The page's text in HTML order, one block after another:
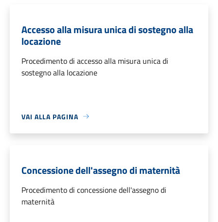
Accesso alla misura unica di sostegno alla
locazione
Procedimento di accesso alla misura unica di
sostegno alla locazione
VAI ALLA PAGINA
Concessione dell'assegno di maternità
Procedimento di concessione dell'assegno di
maternità